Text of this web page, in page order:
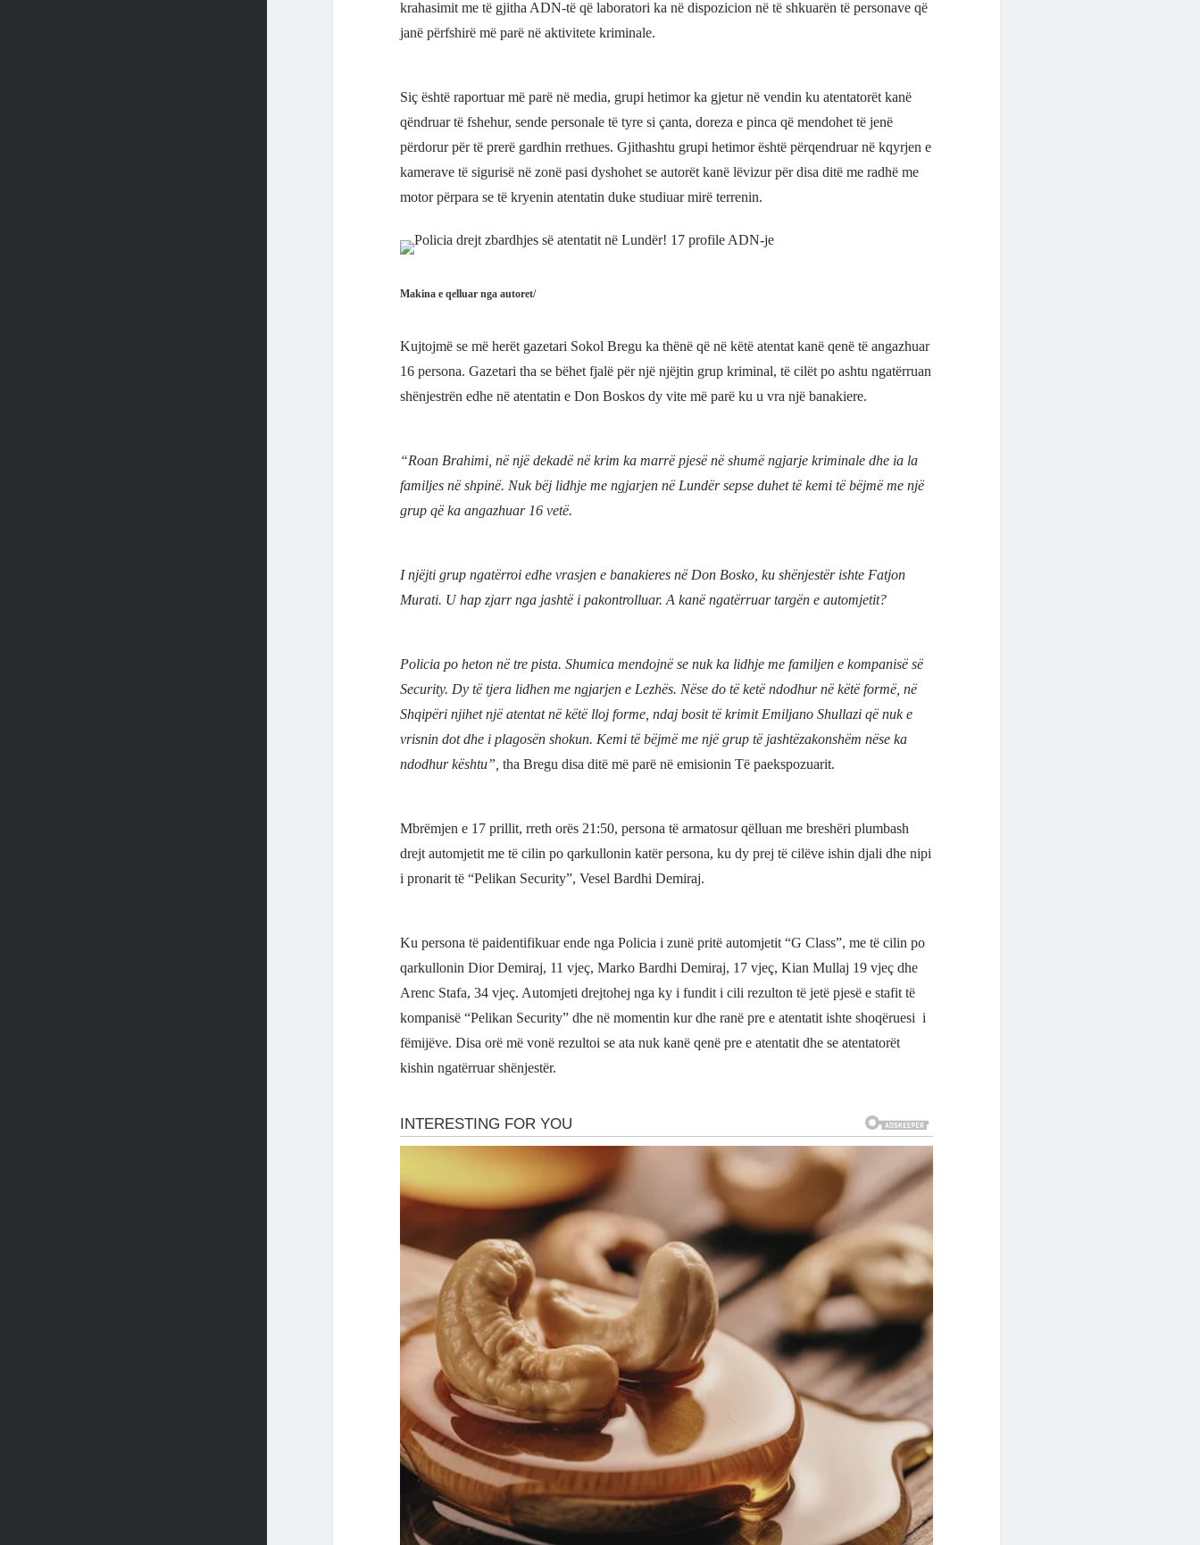
krahasimit me të gjitha ADN-të që laboratori ka në dispozicion në të shkuarën të personave që
janë përfshirë më parë në aktivitete kriminale.
Siç është raportuar më parë në media, grupi hetimor ka gjetur në vendin ku atentatorët kanë
qëndruar të fshehur, sende personale të tyre si çanta, doreza e pinca që mendohet të jenë
përdorur për të prerë gardhin rrethues. Gjithashtu grupi hetimor është përqendruar në kqyrjen e
kamerave të sigurisë në zonë pasi dyshohet se autorët kanë lëvizur për disa ditë me radhë me
motor përpara se të kryenin atentatin duke studiuar mirë terrenin.
Makina e qelluar nga autoret/
Kujtojmë se më herët gazetari Sokol Bregu ka thënë që në këtë atentat kanë qenë të angazhuar
16 persona. Gazetari tha se bëhet fjalë për një njëjtin grup kriminal, të cilët po ashtu ngatërruan
shënjestrën edhe në atentatin e Don Boskos dy vite më parë ku u vra një banakiere.
“Roan Brahimi, në një dekadë në krim ka marrë pjesë në shumë ngjarje kriminale dhe ia la
familjes në shpinë. Nuk bëj lidhje me ngjarjen në Lundër sepse duhet të kemi të bëjmë me një
grup që ka angazhuar 16 vetë.
I njëjti grup ngatërroi edhe vrasjen e banakieres në Don Bosko, ku shënjestër ishte Fatjon
Murati. U hap zjarr nga jashtë i pakontrolluar. A kanë ngatërruar targën e automjetit?
Policia po heton në tre pista. Shumica mendojnë se nuk ka lidhje me familjen e kompanisë së
Security. Dy të tjera lidhen me ngjarjen e Lezhës. Nëse do të ketë ndodhur në këtë formë, në
Shqipëri njihet një atentat në këtë lloj forme, ndaj bosit të krimit Emiljano Shullazi që nuk e
vrisnin dot dhe i plagosën shokun. Kemi të bëjmë me një grup të jashtëzakonshëm nëse ka
ndodhur kështu”, tha Bregu disa ditë më parë në emisionin Të paekspozuarit.
Mbrëmjen e 17 prillit, rreth orës 21:50, persona të armatosur qëlluan me breshëri plumbash
drejt automjetit me të cilin po qarkullonin katër persona, ku dy prej të cilëve ishin djali dhe nipi
i pronarit të “Pelikan Security”, Vesel Bardhi Demiraj.
Ku persona të paidentifikuar ende nga Policia i zunë pritë automjetit “G Class”, me të cilin po
qarkullonin Dior Demiraj, 11 vjeç, Marko Bardhi Demiraj, 17 vjeç, Kian Mullaj 19 vjeç dhe
Arenc Stafa, 34 vjeç. Automjeti drejtohej nga ky i fundit i cili rezulton të jetë pjesë e stafit të
kompanisë “Pelikan Security” dhe në momentin kur dhe ranë pre e atentatit ishte shoqëruesi i
fëmijëve. Disa orë më vonë rezultoi se ata nuk kanë qenë pre e atentatit dhe se atentatorët
kishin ngatërruar shënjestër.